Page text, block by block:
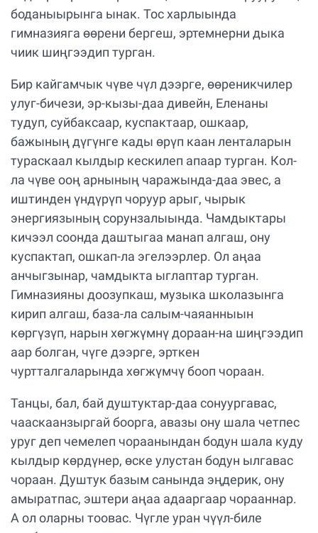
боданыырынга ынак. Тос харлыында
гимназияга өөрени бергеш, эртемнерни дыка
чиик шиңгээдип турган.
Бир кайгамчык чүве чүл дээрге, өөреникчилер
улуг-бичези, эр-кызы-даа дивейн, Еленаны
тудуп, суйбаксаар, куспактаар, ошкаар,
бажының дүгүнге кады өрүп каан ленталарын
тураскаал кылдыр кескилеп апаар турган. Кол-
ла чүве ооң арнының чаражында-даа эвес, а
иштинден үндүрүп чоруур арыг, чырык
энергиязының сорунзалыында. Чамдыктары
кичээл соонда даштыгаа манап алгаш, ону
куспактап, ошкап-ла эгелээрлер. Ол аңаа
анчыгзынар, чамдыкта ыглаптар турган.
Гимназияны доозупкаш, музыка школазынга
кирип алгаш, база-ла салым-чаяанныын
көргүзүп, нарын хөгжүмнү дораан-на шиңгээдип
аар болган, чүге дээрге, эрткен
чуртталгаларында хөгжүмчү бооп чораан.
Танцы, бал, бай душтуктар-даа сонуургавас,
чааскаанзыргай боорга, авазы ону шала четпес
уруг деп чемелеп чораанындан бодун шала куду
кылдыр көрдүнер, өске улустан бодун ылгавас
чораан. Душтук базым санында эңдерик, ону
амыратпас, эштери аңаа адааргаар чорааннар.
А ол оларны тоовас. Чүгле уран чүүл-биле